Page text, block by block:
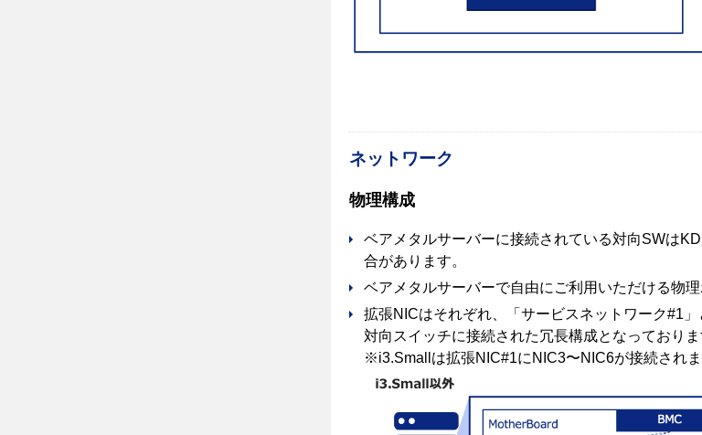
ネットワーク
物理構成
ベアメタルサーバーに接続されている対向SWは
合があります。
ベアメタルサーバーで自由にご利用いただける物
拡張NICはそれぞれ、「サービスネットワーク#1
対向スイッチに接続された冗長構成となっておりま
※i3.Smallは拡張NIC#1にNIC3〜NIC6が接続されま